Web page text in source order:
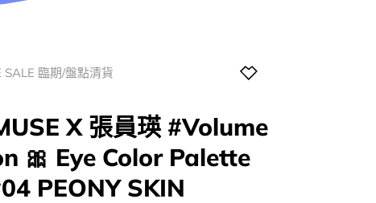
SALE 臨期/盤點清貨
X 張員瑛 #Volume
🎀 Eye Color Palette
PEONY SKIN